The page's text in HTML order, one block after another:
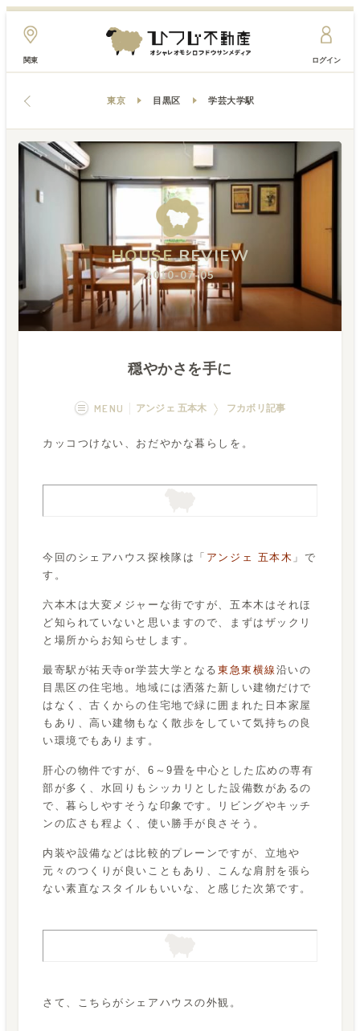
関東 ログイン
東京 目黒区 学芸大学駅
HOUSEREVIEW
2010-07-05
HOUSEREVIEW
2010-07-05
HOUSEREVIEW
2010-07-05
穏やかさを手に
MENU アンジェ 五本木 フカボリ記事
概要 画像一覧
カッコつけない、おだやかな暮らしを。
今回のシェアハウス探検隊は「 アンジェ 五本木 」で
す。
六本木は大変メジャーな街ですが、五本木はそれほ
ど知られていないと思いますので、まずはザックリ
と場所からお知らせします。
最寄駅が祐天寺or学芸大学となる 東急東横線 沿いの
目黒区の住宅地。地域には洒落た新しい建物だけで
はなく、古くからの住宅地で緑に囲まれた日本家屋
もあり、高い建物もなく散歩をしていて気持ちの良
い環境でもあります。
肝心の物件ですが、6～9畳を中心とした広めの専有
部が多く、水回りもシッカリとした設備数があるの
で、暮らしやすそうな印象です。リビングやキッチ
ンの広さも程よく、使い勝手が良さそう。
内装や設備などは比較的プレーンですが、立地や
元々のつくりが良いこともあり、こんな肩肘を張ら
ない素直なスタイルもいいな、と感じた次第です。
さて、こちらがシェアハウスの外観。